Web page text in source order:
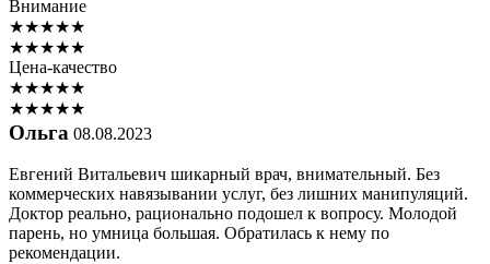
Внимание
★★★★★
★★★★★
Цена-качество
★★★★★
★★★★★
Ольга 08.08.2023
Евгений Витальевич шикарный врач, внимательный. Без
коммерческих навязывании услуг, без лишних манипуляций.
Доктор реально, рационально подошел к вопросу. Молодой
парень, но умница большая. Обратилась к нему по
рекомендации.